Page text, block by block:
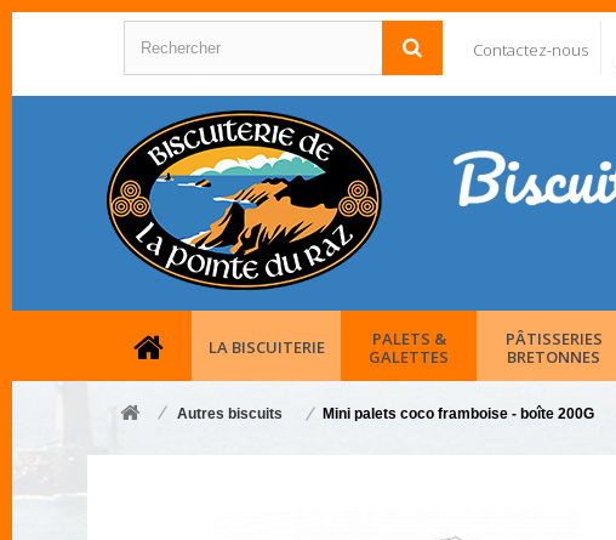
Contactez-nous
LA BISCUITERIE
PALETS &
GALETTES
PÂTISSERIES
BRETONNES
Autres biscuits Mini palets coco framboise - boîte 200G